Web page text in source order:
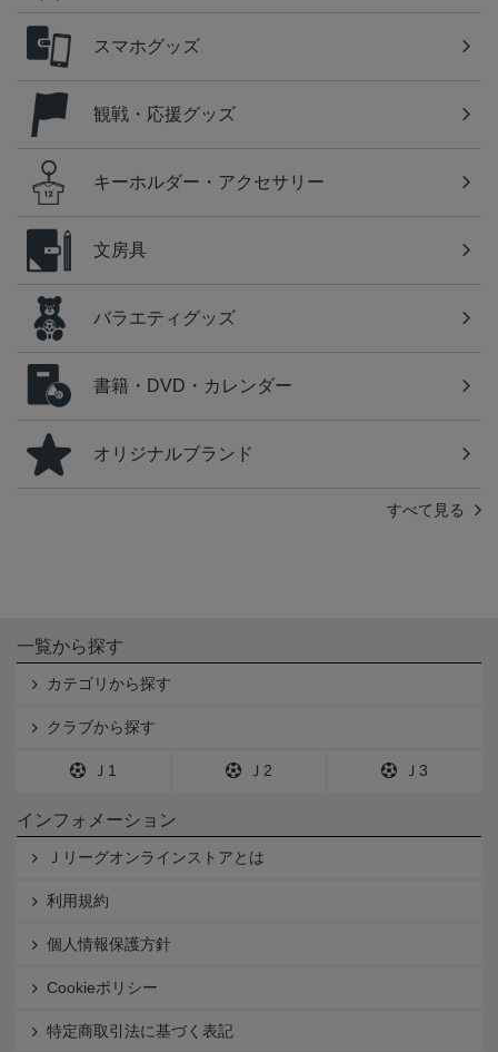
スマホグッズ
観戦・応援グッズ
キーホルダー・アクセサリー
文房具
バラエティグッズ
書籍・DVD・カレンダー
オリジナルブランド
すべて見る
一覧から探す
カテゴリから探す
クラブから探す
Ｊ1 Ｊ2 Ｊ3
インフォメーション
Ｊリーグオンラインストアとは
利用規約
個人情報保護方針
Cookieポリシー
特定商取引法に基づく表記